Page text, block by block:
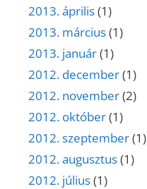
2013. április(1)
2013. március(1)
2013. január(1)
2012. december(1)
2012. november(2)
2012. október(1)
2012. szeptember(1)
2012. augusztus(1)
2012. július(1)